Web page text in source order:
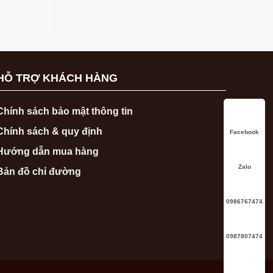
TRỢ KHÁCH HÀNG
sách bảo mật thông tin
sách & quy định
dẫn mua hàng
đồ chỉ đường
Facebook
Zalo
0986767474
0987807474